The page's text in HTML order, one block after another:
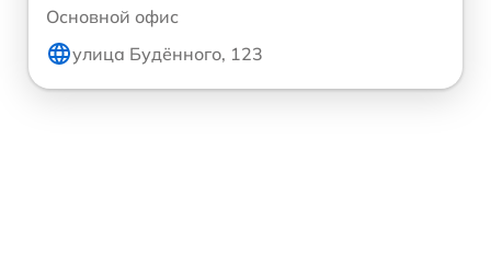
Основной офис
улица Будённого, 123